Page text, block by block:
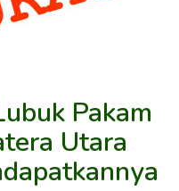
Pakam
Utara